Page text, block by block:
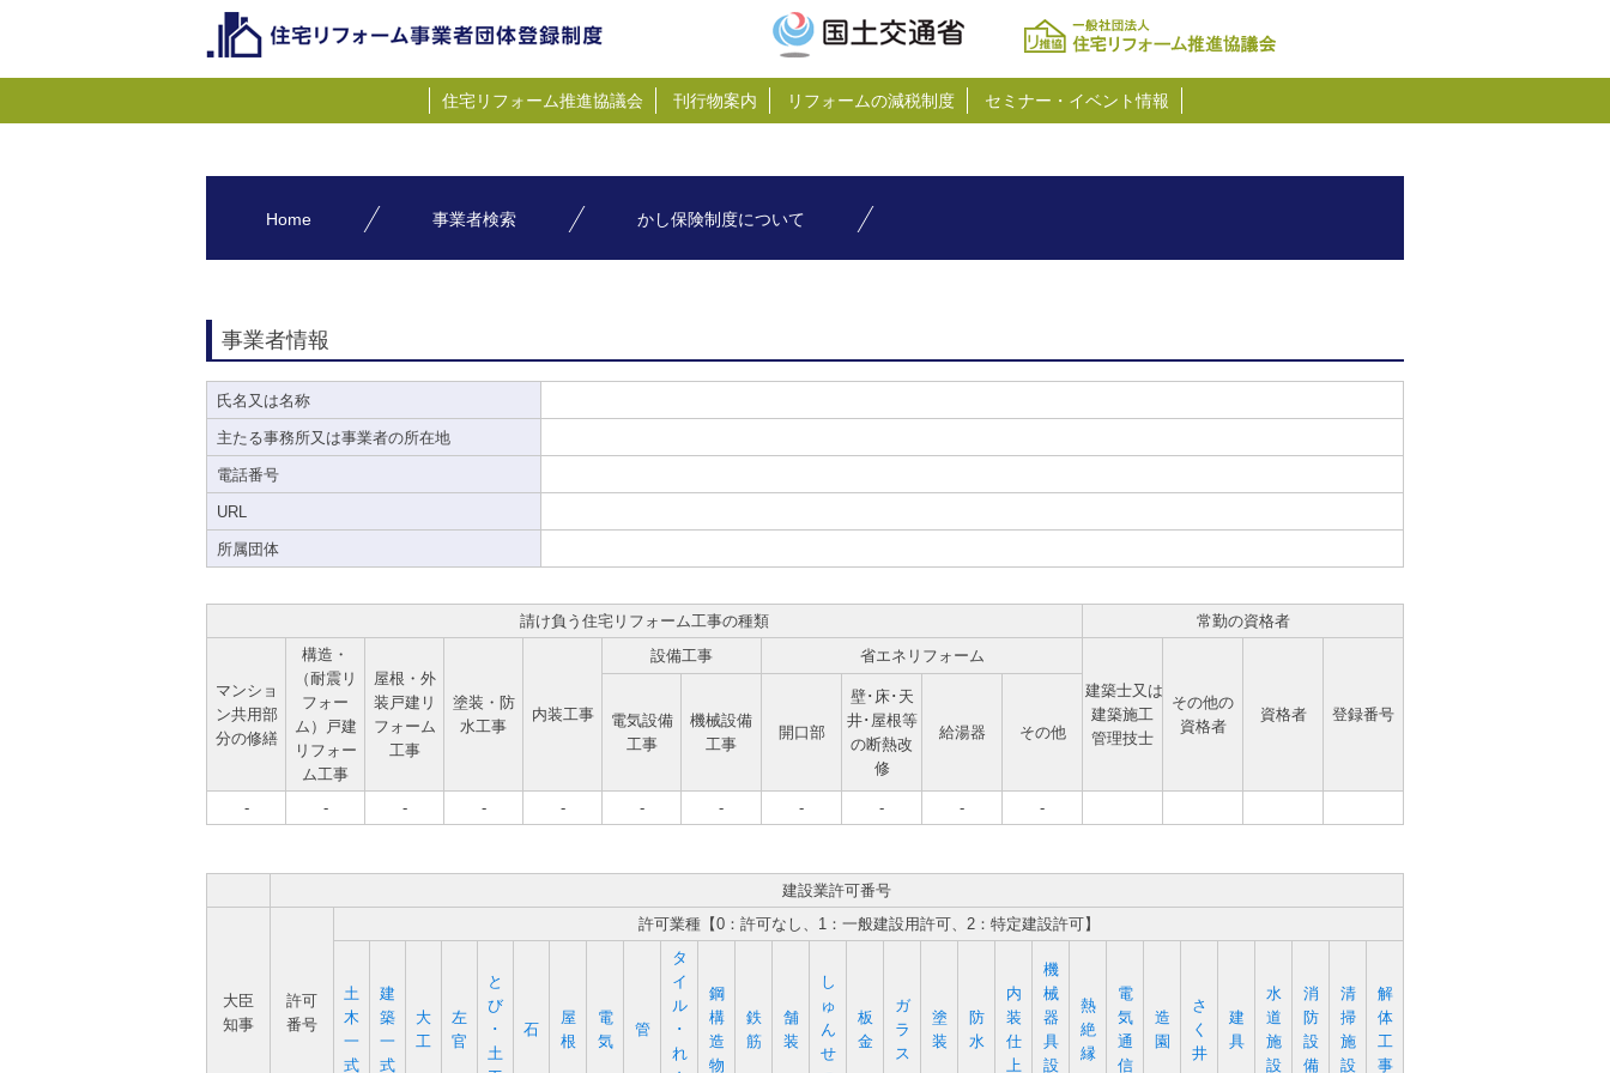
住宅リフォーム推進協議会 刊行物案内 リフォームの減税制度 セミナー・イベント情報
Home 事業者検索 かし保険制度について
事業者情報
氏名又は名称
主たる事務所又は事業者の所在地
電話番号
URL
所属団体
請け負う住宅リフォーム工事の種類 常勤の資格者
マンショ
ン共用部
分の修繕
構造・
（耐震リ
フォー
ム）戸建
リフォー
ム工事
屋根・外
装戸建リ
フォーム
工事
塗装・防
水工事
内装工事
設備工事
省エネリフォーム
建築士又は
建築施工
管理技士
その他の
資格者
資格者 登録番号
電気設備
工事
機械設備
工事
開口部
壁･床･天
井･屋根等
の断熱改
修
給湯器 その他
- - - - - - - - - - -
建設業許可番号
大臣
知事
許可
番号
許可業種【0：許可なし、1：一般建設用許可、2：特定建設許可】
土
木
一
式
建
築
一
式
大
工
左
官
と
び
･
土
石
屋
根
電
気
管
タ
イ
ル
･
れ
鋼
構
造
物
鉄
筋
舗
装
し
ゅ
ん
せ
板
金
ガ
ラ
ス
塗
装
防
水
内
装
仕
上
機
械
器
具
設
熱
絶
縁
電
気
通
信
造
園
さ
く
井
建
具
水
道
施
設
消
防
設
備
清
掃
施
設
解
体
工
事